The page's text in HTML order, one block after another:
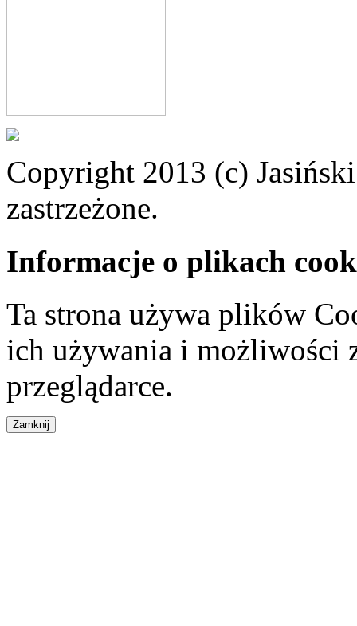
Copyright 2013 (c)
zastrzeżone.
Informacje o plikach
Ta strona używa plików
ich używania i możliwości
przeglądarce.